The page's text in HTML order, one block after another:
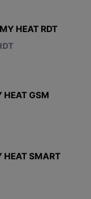
HEAT RDT
GSM
SMART